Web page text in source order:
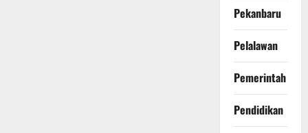
Pekanbaru
Pelalawan
Pemerintah
Pendidikan